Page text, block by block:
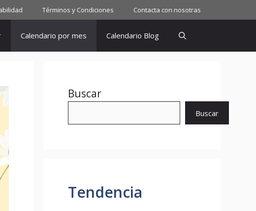
Términos y Condiciones Contacta con nosotras
Calendario por mes Calendario Blog
Buscar
Buscar
Tendencia